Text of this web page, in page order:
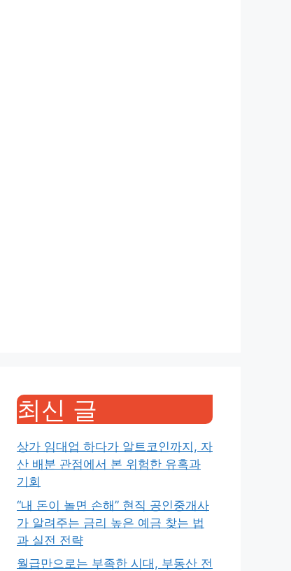
최신 글
상가 임대업 하다가 알트코인까지, 자
산 배분 관점에서 본 위험한 유혹과
기회
“내 돈이 놀면 손해” 현직 공인중개사
가 알려주는 금리 높은 예금 찾는 법
과 실전 전략
월급만으로는 부족한 시대, 부동산 전